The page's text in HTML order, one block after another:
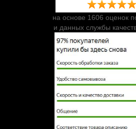
на основе 1606 оценок
и данных службы